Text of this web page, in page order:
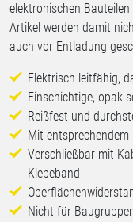
elektronischen
Artikel werden damit
auch vor Entladung
Elektrisch leitfähig,
Einschichtige, opak-
Reißfest und
Mit entsprechendem
Verschließbar mit
Klebeband
Nicht für